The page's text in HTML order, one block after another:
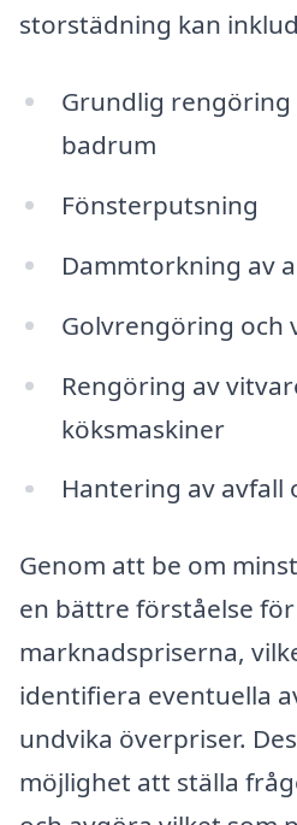
storstädning kan
Grundlig rengöring
badrum
Fönsterputsning
Dammtorkning av
Golvrengöring och
Rengöring av
köksmaskiner
Hantering av avfall
Genom att be om
en bättre förståelse för
marknadspriserna,
identifiera eventuella
undvika överpriser.
möjlighet att ställa